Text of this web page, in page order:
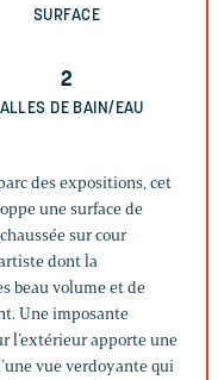
SURFACE
2
DE BAIN/EAU
des expositions, cet
une surface de
sur cour
dont la
beau volume et de
Une imposante
l’extérieur apporte une
vue verdoyante qui